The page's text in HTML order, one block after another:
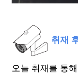
취재
오늘 취재를 통